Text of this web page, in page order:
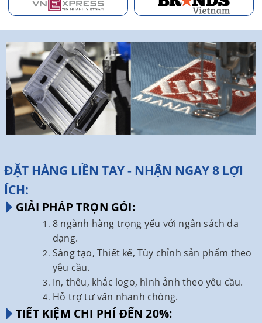
ĐẶT HÀNG LIỀN TAY - NHẬN NGAY 8 LỢI
ÍCH:
GIẢI PHÁP TRỌN GÓI:
8 ngành hàng trọng yếu với ngân sách đa
dạng.
Sáng tạo, Thiết kế, Tùy chỉnh sản phẩm theo
yêu cầu.
In, thêu, khắc logo, hình ảnh theo yêu cầu.
Hỗ trợ tư vấn nhanh chóng.
TIẾT KIỆM CHI PHÍ ĐẾN 20%: